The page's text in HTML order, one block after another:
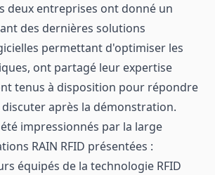
deux entreprises ont donné un
des dernières solutions
permettant d'optimiser les
ont partagé leur expertise
tenus à disposition pour répondre
après la démonstration.
impressionnés par la large
RAIN RFID présentées :
équipés de la technologie RFID